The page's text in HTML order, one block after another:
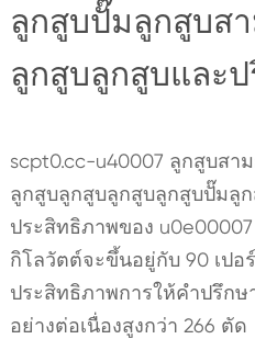
ลูกสูบปั๊มลูกสูบส
ลูกสูบลูกสูบและ
scpt0.cc-u40007 ลูกสูบสา
ลูกสูบลูกสูบลูกสูบลูกสูบปั๊มลู
ประสิทธิภาพของ
กิโลวัตต์จะขึ้นอยู่กับ 90 เปอ
ประสิทธิภาพการให้คำปรึกษ
อย่างต่อเนื่องสูงกว่า 266 ตัด